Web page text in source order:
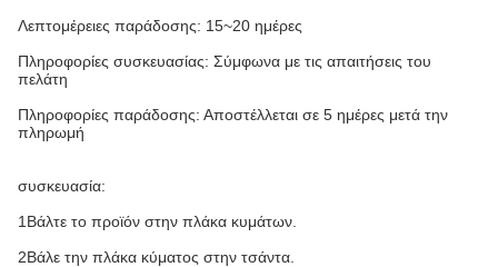
Λεπτομέρειες παράδοσης: 15~20 ημέρες
Πληροφορίες συσκευασίας: Σύμφωνα με τις απαιτήσεις του
πελάτη
Πληροφορίες παράδοσης: Αποστέλλεται σε 5 ημέρες μετά την
πληρωμή
συσκευασία:
1Βάλτε το προϊόν στην πλάκα κυμάτων.
2Βάλε την πλάκα κύματος στην τσάντα.